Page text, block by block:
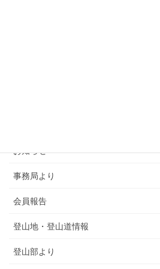
お知らせ
事務局より
会員報告
登山地・登山道情報
登山部より